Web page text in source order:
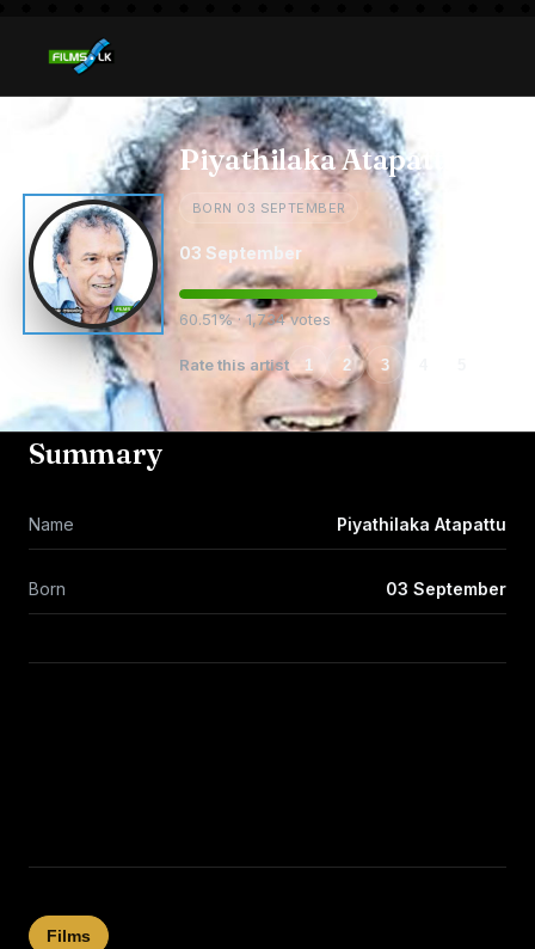
Piyathilaka Atapattu
BORN 03 SEPTEMBER
03 September
60.51% · 1,734 votes
Rate this artist 1 2 3
Summary
Name Piyathilaka Atapattu
Born 03 September
Films